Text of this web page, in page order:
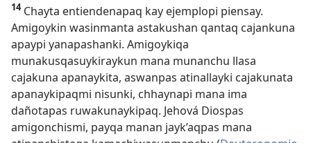
14Chayta entiendenapaq kay ejemplopi piensay.
Amigoykin wasinmanta astakushan qantaq cajankuna
apaypi yanapashanki. Amigoykiqa
munakusqasuykiraykun mana munanchu llasa
cajakuna apanaykita, aswanpas atinallayki cajakunata
apanaykipaqmi nisunki, chhaynapi mana ima
dañotapas ruwakunaykipaq. Jehová Diospas
amigonchismi, payqa manan jayk’aqpas mana